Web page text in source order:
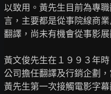
以致用。黃先生目前為專
言，主要都是從事院線商
翻譯，尚未有機會從事影展
黃文俊先生在１９９３年
公司擔任翻譯及行銷企劃
黃先生第一次接觸電影字